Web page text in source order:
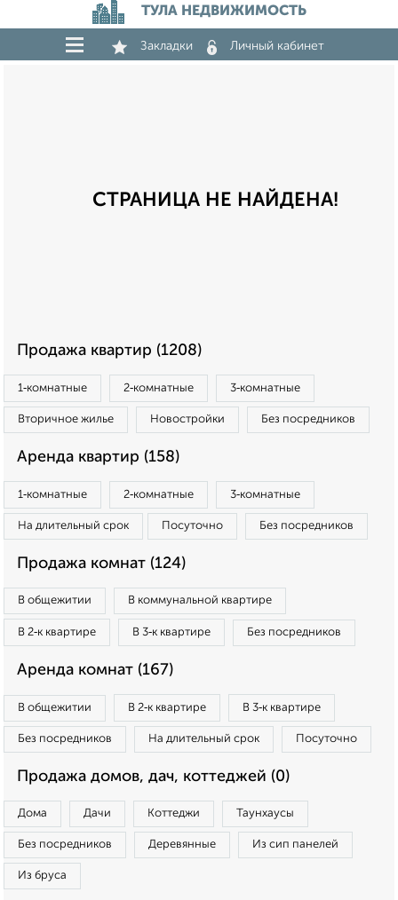
ТУЛА НЕДВИЖИМОСТЬ
Закладки Личный кабинет
СТРАНИЦА НЕ НАЙДЕНА!
Продажа квартир (1208)
1‑комнатные 2‑комнатные 3‑комнатные
Вторичное жилье Новостройки Без посредников
Аренда квартир (158)
1‑комнатные 2‑комнатные 3‑комнатные
На длительный срок Посуточно Без посредников
Продажа комнат (124)
В общежитии В коммунальной квартире
В 2‑к квартире В 3‑к квартире Без посредников
Аренда комнат (167)
В общежитии В 2‑к квартире В 3‑к квартире
Без посредников На длительный срок Посуточно
Продажа домов, дач, коттеджей (0)
Дома Дачи Коттеджи Таунхаусы
Без посредников Деревянные Из сип панелей
Из бруса